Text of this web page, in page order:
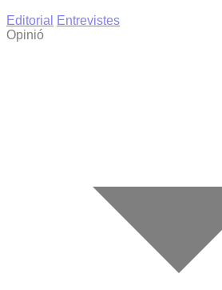
Editorial
Entrevistes
Opinió